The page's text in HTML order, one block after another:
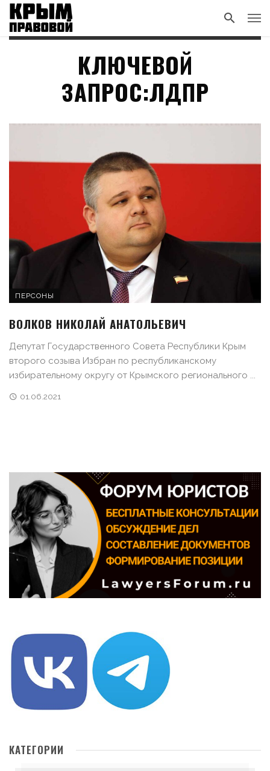
КЛЮЧЕВОЙ
ЗАПРОС:ЛДПР
ПЕРСОНЫ
ВОЛКОВ НИКОЛАЙ АНАТОЛЬЕВИЧ
Депутат Государственного Совета Республики Крым
второго созыва Избран по республиканскому
избирательному округу от Крымского регионального ...
01.06.2021
КАТЕГОРИИ